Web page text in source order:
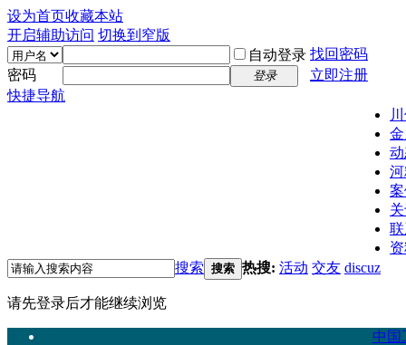
设为首页收藏本站
开启辅助访问 切换到窄版
自动登录 找回密码
密码
登录
立即注册
快捷导航
搜索 搜索 热搜: 活动 交友 discuz
请先登录后才能继续浏览
中国